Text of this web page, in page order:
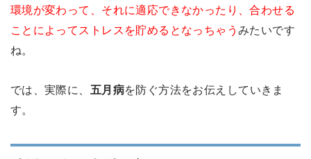
環境が変わって、それに適応できなかったり、合わせる
ことによってストレスを貯めるとなっちゃう みたいです
ね。
では、実際に、 五月病を防ぐ方法をお伝えしていきま
す。